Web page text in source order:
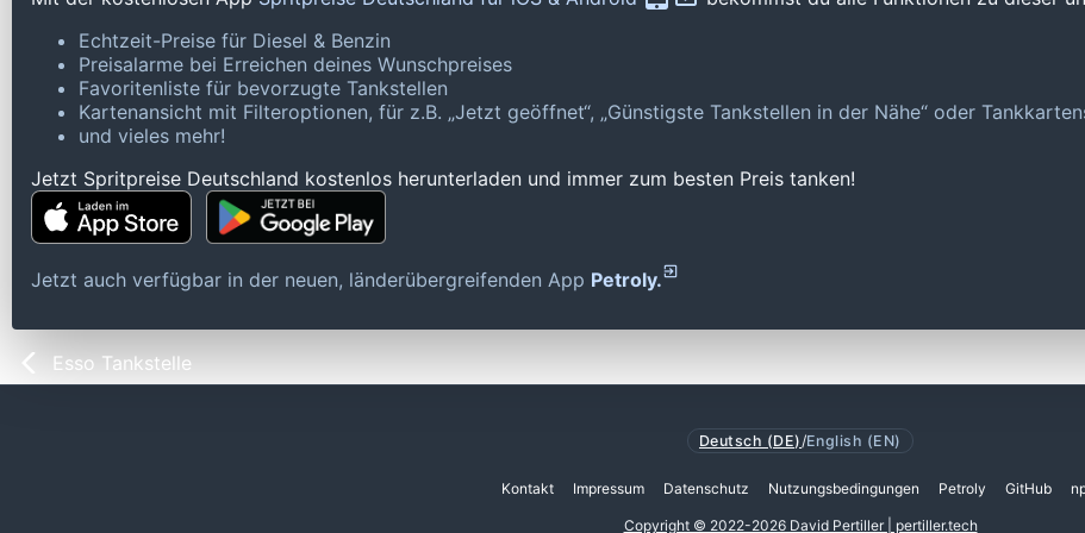
Echtzeit-Preise für Diesel & Benzin
Preisalarme bei Erreichen deines Wunschpreises
Favoritenliste für bevorzugte Tankstellen
Kartenansicht mit Filteroptionen, für z.B. „Jetzt geöffnet“, „Günstigste Tankstellen in der Nähe“ oder
und vieles mehr!
Jetzt Spritpreise Deutschland kostenlos herunterladen und immer zum besten Preis tanken!
Jetzt auch verfügbar in der neuen, länderübergreifenden App Petroly.
Esso Tankstelle
Deutsch (DE) /English (EN)
Kontakt Impressum Datenschutz Nutzungsbedingungen Petroly GitHub
Copyright © 2022-2026 David Pertiller | pertiller.tech